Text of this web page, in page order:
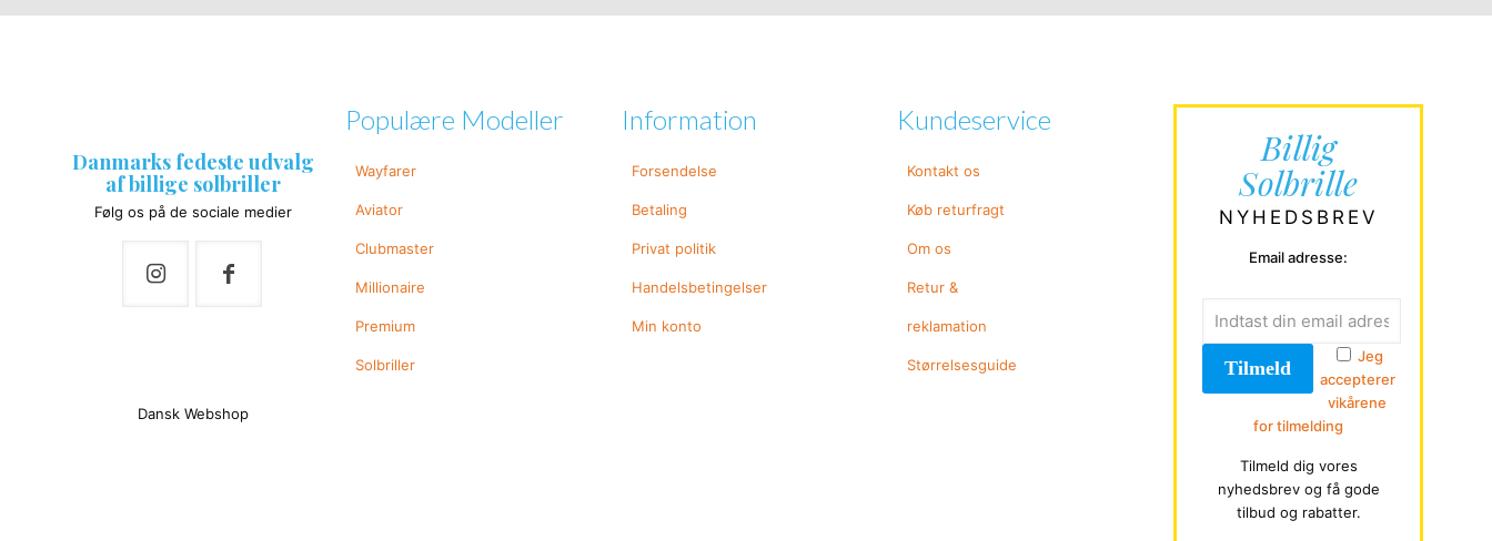
Danmarks fedeste udvalg
af billige solbriller
Følg os på de sociale medier
Dansk Webshop
Populære Modeller
Wayfarer
Aviator
Clubmaster
Millionaire
Premium
Solbriller
Information
Forsendelse
Betaling
Privat politik
Handelsbetingelser
Min konto
Kundeservice
Kontakt os
Køb returfragt
Om os
Retur &
reklamation
Størrelsesguide
Billig
Solbrille
NYHEDSBREV
Email adresse:
Jeg
accepterer
vikårene
for tilmelding
Tilmeld dig vores
nyhedsbrev og få gode
tilbud og rabatter.